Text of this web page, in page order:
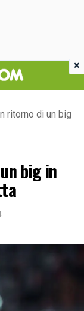
ritorno di un big
big in
×